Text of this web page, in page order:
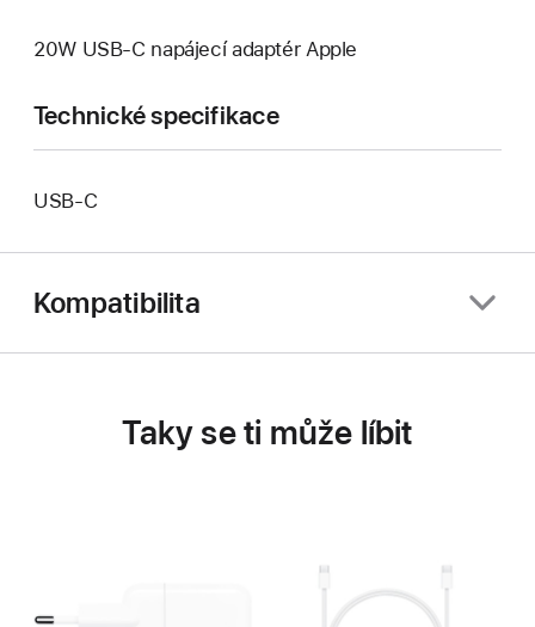
20W USB‑C napájecí adaptér Apple
Technické specifikace
USB‑C
Kompatibilita
Taky se ti může líbit